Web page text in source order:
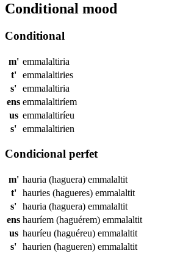
Conditional mood
Conditional
m' emmalaltiria
t'
emmalaltiries
s' emmalaltiria
ens emmalaltiríem
us emmalaltiríeu
s' emmalaltirien
Condicional perfet
m' hauria (haguera) emmalaltit
t'
hauries (hagueres) emmalaltit
s' hauria (haguera) emmalaltit
ens hauríem (haguérem) emmalaltit
us hauríeu (haguéreu) emmalaltit
s' haurien (hagueren) emmalaltit